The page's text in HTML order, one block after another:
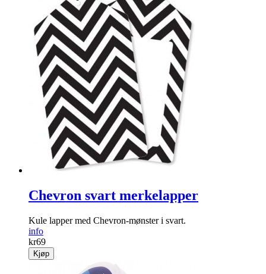
Chevron svart merkelapper
Kule lapper med Chevron-mønster i svart.
info
kr69
Kjøp